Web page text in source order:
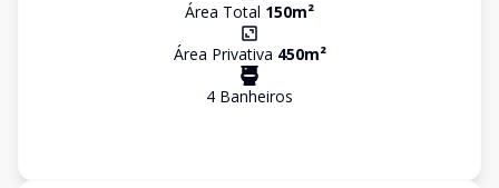
Área Total 150m²
Área Privativa 450m²
4 Banheiros